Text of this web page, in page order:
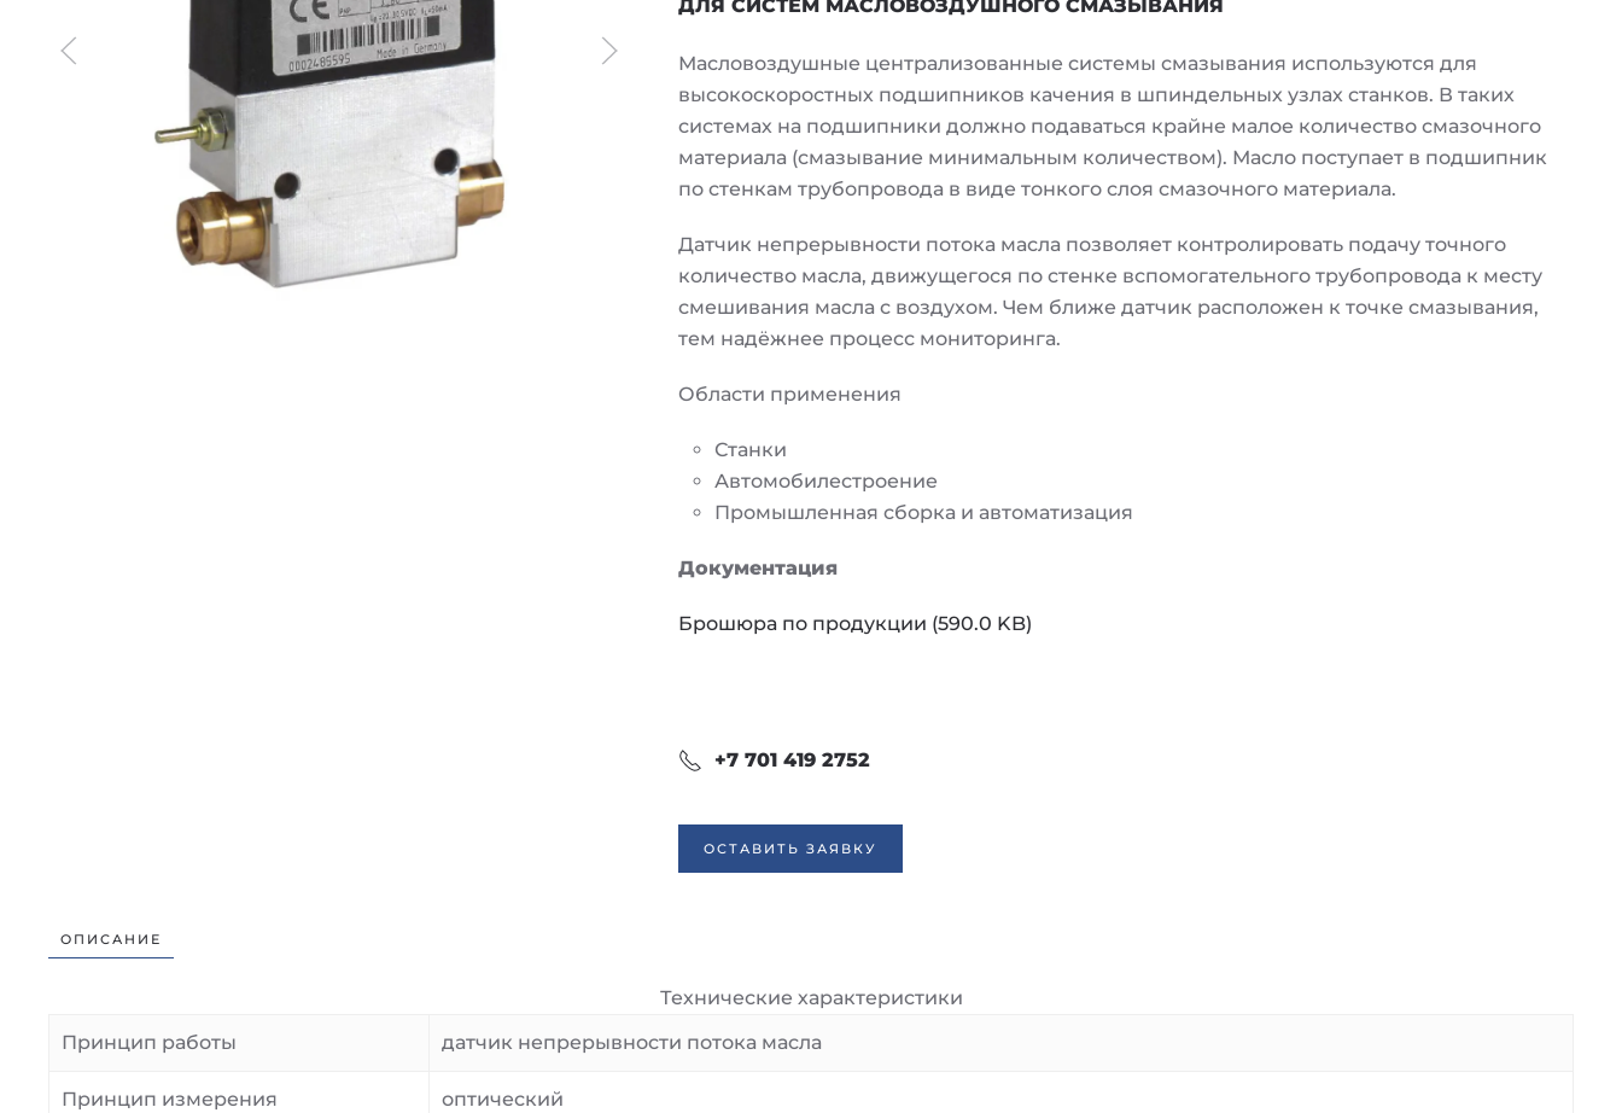
ДЛЯ СИСТЕМ МАСЛОВОЗДУШНОГО СМАЗЫВАНИЯ
Масловоздушные централизованные системы смазывания используются для
высокоскоростных подшипников качения в шпиндельных узлах станков. В таких
системах на подшипники должно подаваться крайне малое количество смазочного
материала (смазывание минимальным количеством). Масло поступает в подшипник
по стенкам трубопровода в виде тонкого слоя смазочного материала.
Датчик непрерывности потока масла позволяет контролировать подачу точного
количество масла, движущегося по стенке вспомогательного трубопровода к месту
смешивания масла с воздухом. Чем ближе датчик расположен к точке смазывания,
тем надёжнее процесс мониторинга.
Области применения
Станки
Автомобилестроение
Промышленная сборка и автоматизация
Документация
Брошюра по продукции (590.0 KB)
+7 701 419 2752
ОСТАВИТЬ ЗАЯВКУ
ОПИСАНИЕ
Технические характеристики
Принцип работы
датчик непрерывности потока масла
Принцип измерения оптический